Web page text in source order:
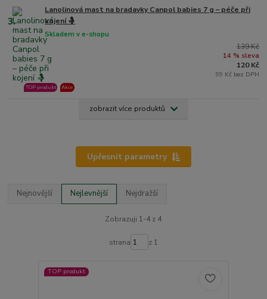
3.
Lanolinová mast na bradavky Canpol babies 7 g – péče při
kojení 🤱
Skladem v e-shopu
TOP produkt Akce
139 Kč
14 % sleva
120 Kč
99 Kč bez DPH
zobrazit více produktů
Upřesnit parametry
Nejnovější Nejlevnější Nejdražší
Zobrazuji 1-4 z 4
strana z 1
TOP produkt